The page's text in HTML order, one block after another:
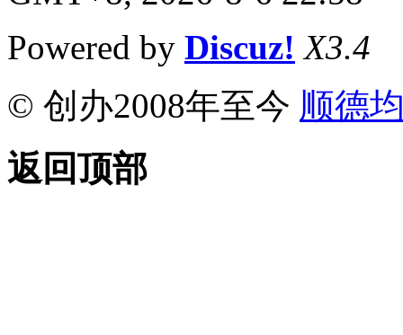
Powered by Discuz! X3.4
© 创办2008年至今 顺德
返回顶部